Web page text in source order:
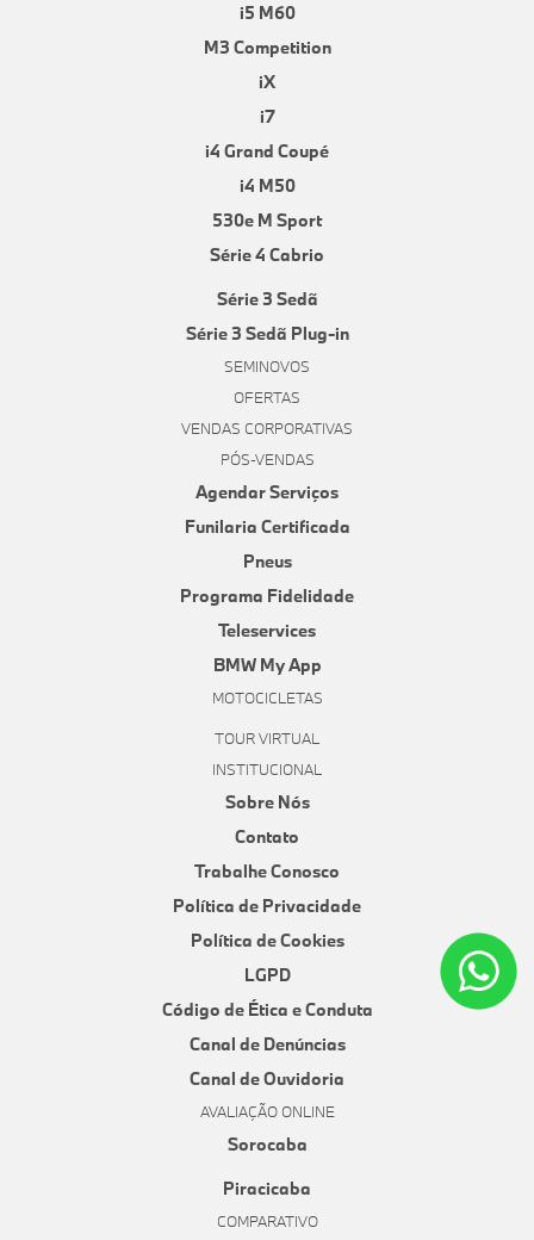
i5 M60
M3 Competition
iX
i7
i4 Grand Coupé
i4 M50
530e M Sport
Série 4 Cabrio
Série 3 Sedã
Série 3 Sedã Plug-in
SEMINOVOS
OFERTAS
VENDAS CORPORATIVAS
PÓS-VENDAS
Agendar Serviços
Funilaria Certificada
Pneus
Programa Fidelidade
Teleservices
BMW My App
MOTOCICLETAS
TOUR VIRTUAL
INSTITUCIONAL
Sobre Nós
Contato
Trabalhe Conosco
Política de Privacidade
Política de Cookies
LGPD
Código de Ética e Conduta
Canal de Denúncias
Canal de Ouvidoria
AVALIAÇÃO ONLINE
Sorocaba
Piracicaba
COMPARATIVO